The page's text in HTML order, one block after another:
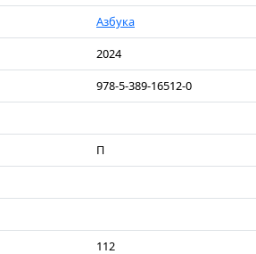
Азбука
2024
978-5-389-16512-0
П
112